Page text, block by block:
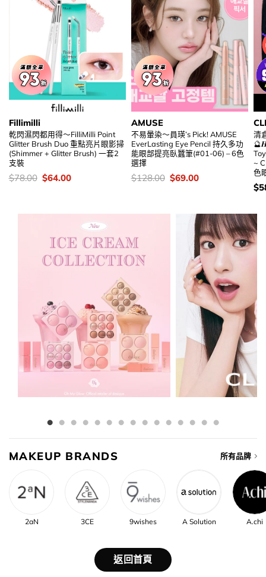
Fillimilli
乾閃濕閃都用得～FilliMilli Point
Glitter Brush Duo 重點亮片眼影掃
(Shimmer + Glitter Brush) 一套2
支裝
價
錢：
$78.00 Original
price
$64.00Current
AMUSE
不易暈染～員瑛’s Pick! AMUSE
EverLasting Eye Pencil 持久多功
能眼部提亮臥蠶筆(#01-06) – 6色
選擇
價
錢：
$128.00 Original
price
$69.00Current
清
~
色
價
錢
$
MAKEUP BRANDS 所有品牌
2aN 3CE 9wishes A Solution A.chi
返回首頁